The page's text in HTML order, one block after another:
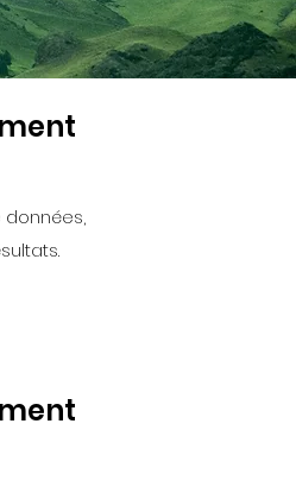
données,